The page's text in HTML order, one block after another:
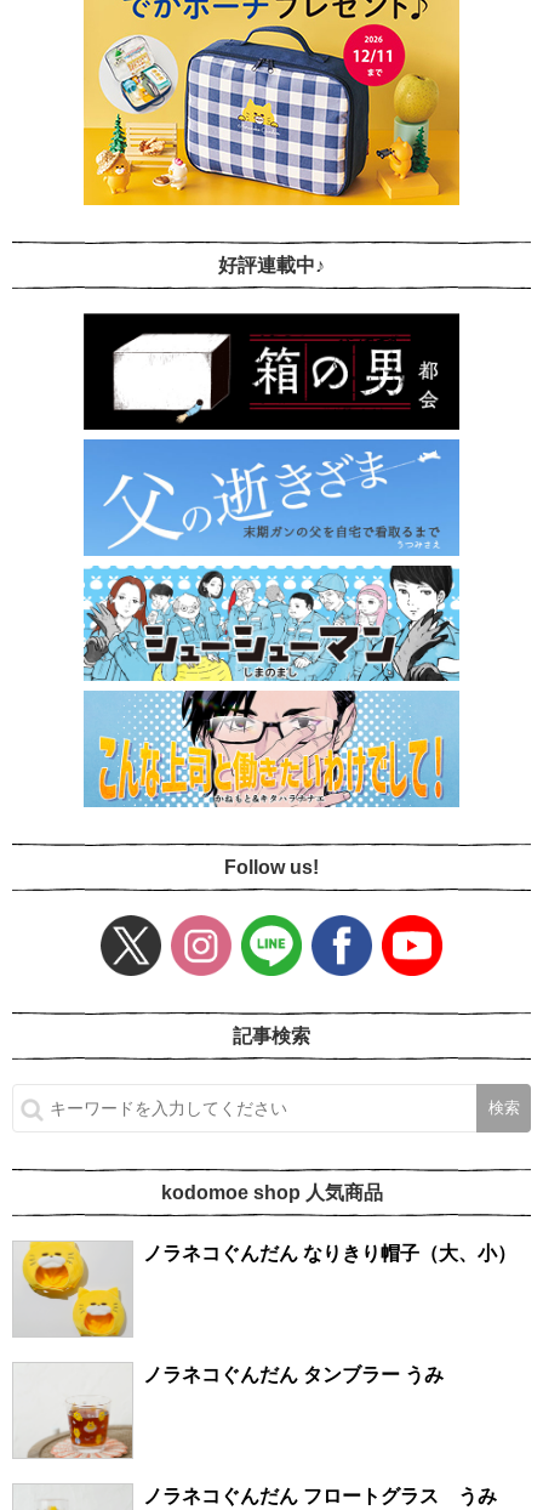
好評連載中♪
Follow us!
記事検索
kodomoe shop 人気商品
ノラネコぐんだん なりきり帽子（大、小）
ノラネコぐんだん タンブラー うみ
ノラネコぐんだん フロートグラス うみ